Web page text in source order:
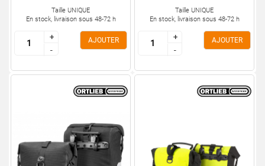
Taille UNIQUE
En stock, livraison sous 48-72 h
+
-
+
-
AJOUTER
Taille UNIQUE
En stock, livraison sous 48-72 h
+
-
+
-
AJOUTER